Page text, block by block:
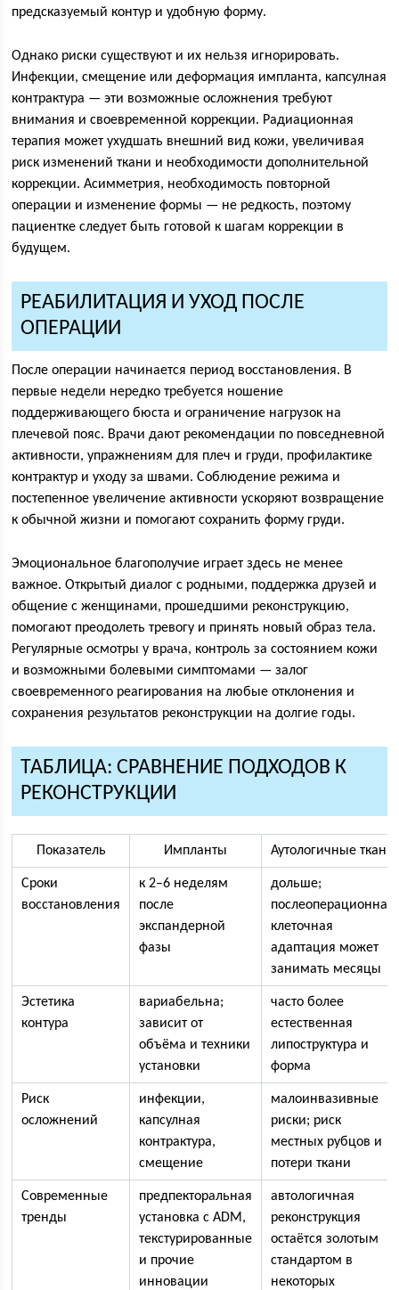
предсказуемый контур и удобную форму.
Однако риски существуют и их нельзя игнорировать.
Инфекции, смещение или деформация импланта, капсулная
контрактура — эти возможные осложнения требуют
внимания и своевременной коррекции. Радиационная
терапия может ухудшать внешний вид кожи, увеличивая
риск изменений ткани и необходимости дополнительной
коррекции. Асимметрия, необходимость повторной
операции и изменение формы — не редкость, поэтому
пациентке следует быть готовой к шагам коррекции в
будущем.
РЕАБИЛИТАЦИЯ И УХОД ПОСЛЕ
ОПЕРАЦИИ
После операции начинается период восстановления. В
первые недели нередко требуется ношение
поддерживающего бюста и ограничение нагрузок на
плечевой пояс. Врачи дают рекомендации по повседневной
активности, упражнениям для плеч и груди, профилактике
контрактур и уходу за швами. Соблюдение режима и
постепенное увеличение активности ускоряют возвращение
к обычной жизни и помогают сохранить форму груди.
Эмоциональное благополучие играет здесь не менее
важное. Открытый диалог с родными, поддержка друзей и
общение с женщинами, прошедшими реконструкцию,
помогают преодолеть тревогу и принять новый образ тела.
Регулярные осмотры у врача, контроль за состоянием кожи
и возможными болевыми симптомами — залог
своевременного реагирования на любые отклонения и
сохранения результатов реконструкции на долгие годы.
ТАБЛИЦА: СРАВНЕНИЕ ПОДХОДОВ К
РЕКОНСТРУКЦИИ
Показатель Импланты Аутологичные ткани
Сроки
восстановления
к 2–6 неделям
после
экспандерной
фазы
дольше;
послеоперационная
клеточная
адаптация может
занимать месяцы
Эстетика
контура
вариабельна;
зависит от
объёма и техники
установки
часто более
естественная
липоструктура и
форма
Риск
осложнений
инфекции,
капсулная
контрактура,
смещение
малоинвазивные
риски; риск
местных рубцов и
потери ткани
Современные
тренды
предпекторальная
установка с ADM,
текстурированные
и прочие
инновации
автологичная
реконструкция
остаётся золотым
стандартом в
некоторых